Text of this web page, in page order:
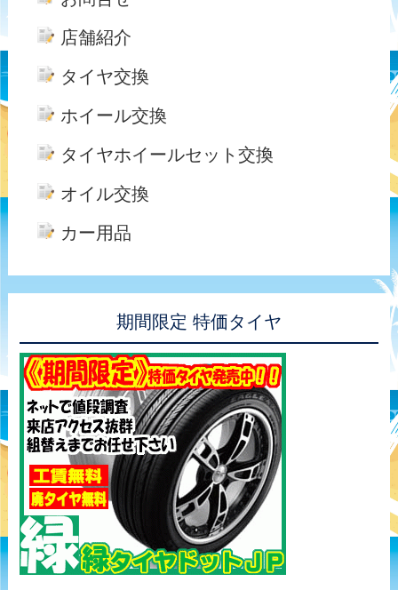
店舗紹介
タイヤ交換
ホイール交換
タイヤホイールセット交換
オイル交換
カー用品
期間限定 特価タイヤ